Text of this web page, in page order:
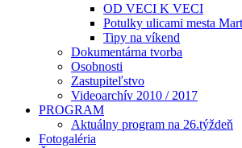
OD VECI K VECI
Potulky ulicami mesta
Tipy na víkend
Dokumentárna tvorba
Osobnosti
Zastupiteľstvo
Videoarchív 2010 / 2017
PROGRAM
Aktuálny program na 26.týždeň
Fotogaléria